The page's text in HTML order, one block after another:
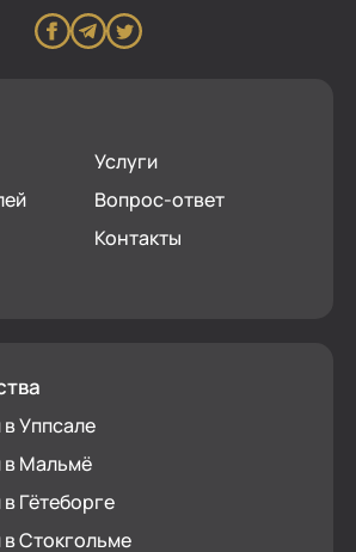
Услуги
Вопрос-ответ
Контакты
Уппсале
в Мальмё
Гётеборге
в Стокгольме